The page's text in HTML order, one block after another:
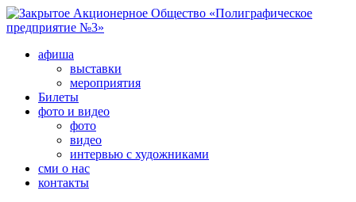
афиша
выставки
мероприятия
Билеты
фото и видео
фото
видео
интервью с художниками
сми о нас
контакты